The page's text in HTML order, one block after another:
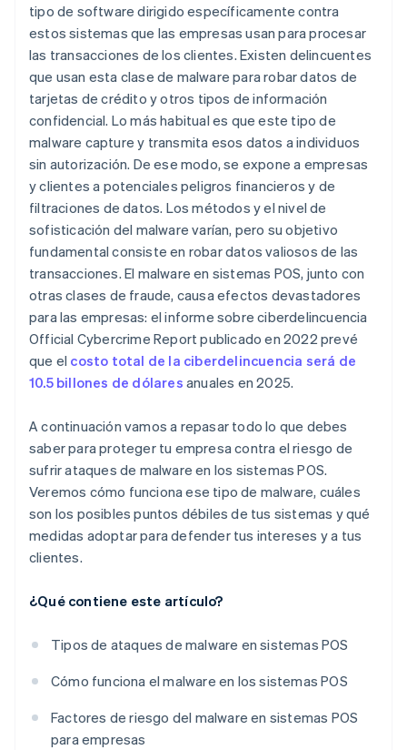
tipo de software dirigido específicamente contra
estos sistemas que las empresas usan para procesar
las transacciones de los clientes. Existen delincuentes
que usan esta clase de malware para robar datos de
tarjetas de crédito y otros tipos de información
confidencial. Lo más habitual es que este tipo de
malware capture y transmita esos datos a individuos
sin autorización. De ese modo, se expone a empresas
y clientes a potenciales peligros financieros y de
filtraciones de datos. Los métodos y el nivel de
sofisticación del malware varían, pero su objetivo
fundamental consiste en robar datos valiosos de las
transacciones. El malware en sistemas POS, junto con
otras clases de fraude, causa efectos devastadores
para las empresas: el informe sobre ciberdelincuencia
Official Cybercrime Report publicado en 2022 prevé
que el costo total de la ciberdelincuencia será de
10.5 billones de dólares anuales en 2025.
A continuación vamos a repasar todo lo que debes
saber para proteger tu empresa contra el riesgo de
sufrir ataques de malware en los sistemas POS.
Veremos cómo funciona ese tipo de malware, cuáles
son los posibles puntos débiles de tus sistemas y qué
medidas adoptar para defender tus intereses y a tus
clientes.
¿Qué contiene este artículo?
Tipos de ataques de malware en sistemas POS
Cómo funciona el malware en los sistemas POS
Factores de riesgo del malware en sistemas POS
para empresas